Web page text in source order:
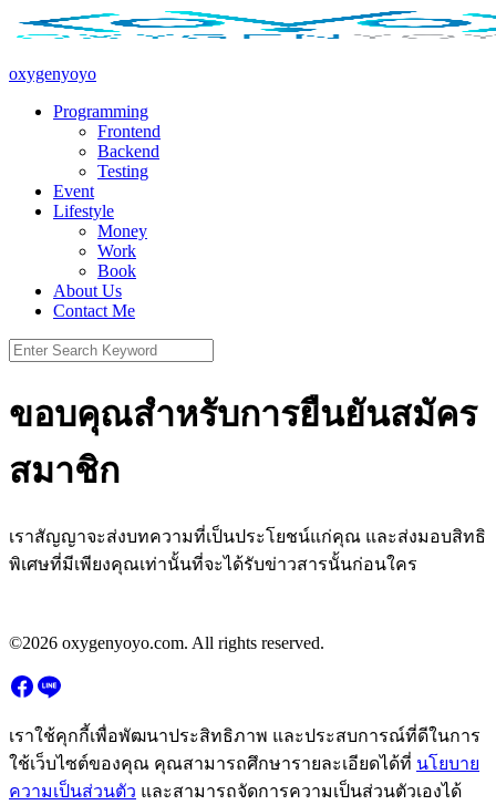
Skip
to
oxygenyoyo
Programming
Frontend
Backend
Testing
Event
Lifestyle
Money
Work
Book
About Us
Contact Me
Search
for:
ขอบคุณสำหรับการยืนยันสมัคร
สมาชิก
เราสัญญาจะส่งบทความที่เป็นประโยชน์แก่คุณ และส่งมอบสิทธิ
พิเศษที่มีเพียงคุณเท่านั้นที่จะได้รับข่าวสารนั้นก่อนใคร
©2026 oxygenyoyo.com. All rights reserved.
เราใช้คุกกี้เพื่อพัฒนาประสิทธิภาพ และประสบการณ์ที่ดีในการ
ใช้เว็บไซต์ของคุณ คุณสามารถศึกษารายละเอียดได้ที่ นโยบาย
ความเป็นส่วนตัว และสามารถจัดการความเป็นส่วนตัวเองได้